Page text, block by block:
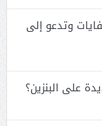
وتدعو إلى
على البنزين؟